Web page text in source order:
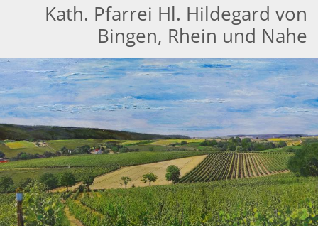
Kath. Pfarrei Hl. Hildegard von
Bingen, Rhein und Nahe